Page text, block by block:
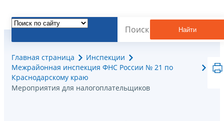
Найти
Главная страница
Инспекции
Межрайонная инспекция ФНС России № 21 по
Краснодарскому краю
Мероприятия для налогоплательщиков